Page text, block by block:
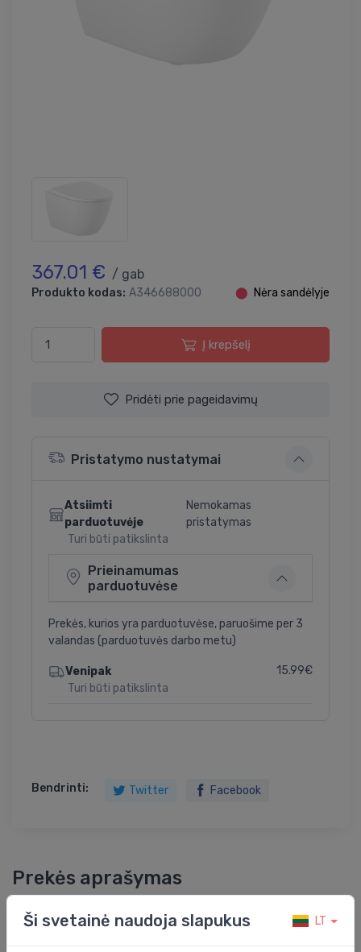
367.01 € / gab
Produkto kodas: A346688000 ⬤ Nėra sandėlyje
Į krepšelį
Pridėti prie pageidavimų
Pristatymo nustatymai
Atsiimti
parduotuvėje
Turi būti patikslinta
Nemokamas
pristatymas
Prieinamumas
parduotuvėse
Prekės, kurios yra parduotuvėse, paruošime per 3
valandas (parduotuvės darbo metu)
Venipak
Turi būti patikslinta
15.99€
Bendrinti: Twitter Facebook
Prekės aprašymas
wall hung WC Ona compact rimless, 360x480 mm,
Ši svetainė naudoja slapukus LT